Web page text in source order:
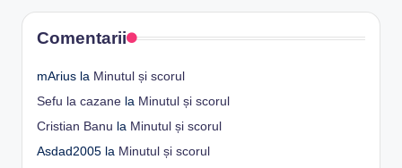
Comentarii
mArius la Minutul și scorul
Sefu la cazane la Minutul și scorul
Cristian Banu la Minutul și scorul
Asdad2005 la Minutul și scorul